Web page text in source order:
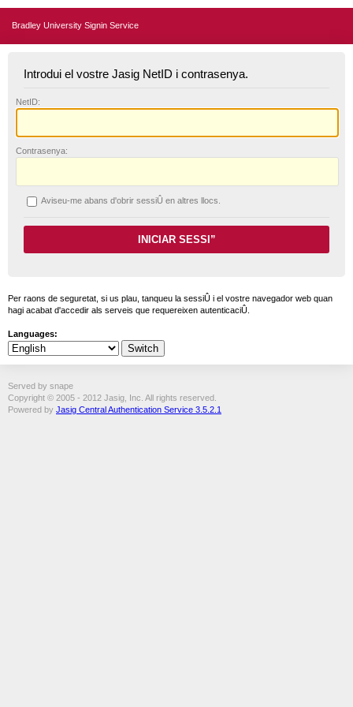
Bradley University Signin Service
Introdui el vostre Jasig NetID i contrasenya.
NetID:
Contrasenya:
Aviseu-me abans d'obrir sessiÛ en altres llocs.
Per raons de seguretat, si us plau, tanqueu la sessiÛ i el vostre navegador web quan
hagi acabat d'accedir als serveis que requereixen autenticaciÛ.
Languages:
Served by snape
Copyright © 2005 - 2012 Jasig, Inc. All rights reserved.
Powered by Jasig Central Authentication Service 3.5.2.1